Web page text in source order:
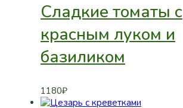
Cладкие томаты с
красным луком и
базиликом
1180₽